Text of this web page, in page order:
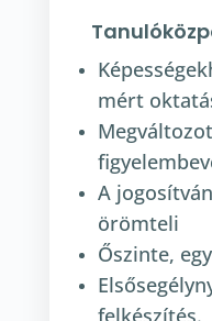
mért
A
örömteli
Őszinte,